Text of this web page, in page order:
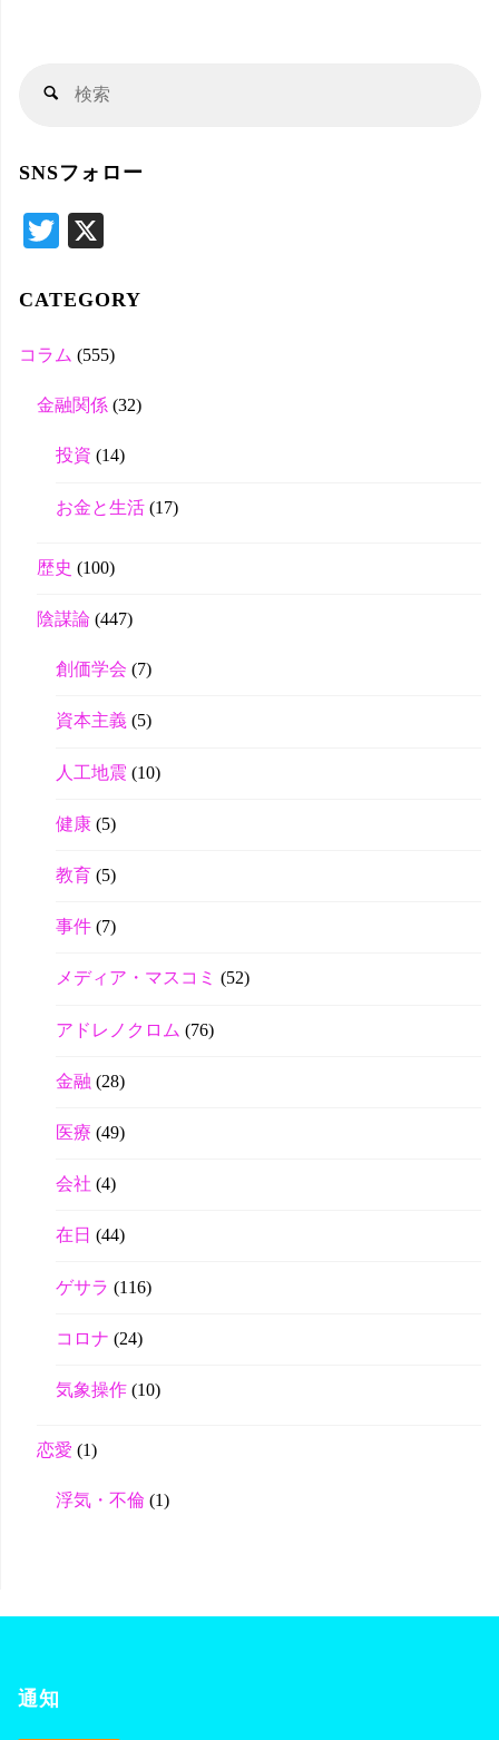
検
SNSフォロー
T
tte
CATEGORY
コラム (555)
金融関係 (32)
投資 (14)
お金と生活(17)
歴史 (100)
陰謀論 (447)
創価学会 (7)
資本主義(5)
人工地震 (10)
健康(5)
教育(5)
事件(7)
メディア・マスコミ (52)
アドレノクロム (76)
金融 (28)
医療 (49)
会社 (4)
在日 (44)
ゲサラ (116)
コロナ (24)
気象操作(10)
恋愛 (1)
浮気・不倫 (1)
通知